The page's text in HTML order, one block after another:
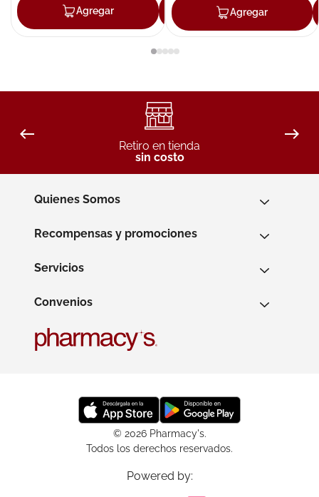
Agregar Agregar
Agregar
Retiro en tienda
sin costo
Quienes Somos
Recompensas y promociones
Servicios
Convenios
© 2026 Pharmacy's.
Todos los derechos reservados.
Powered by: